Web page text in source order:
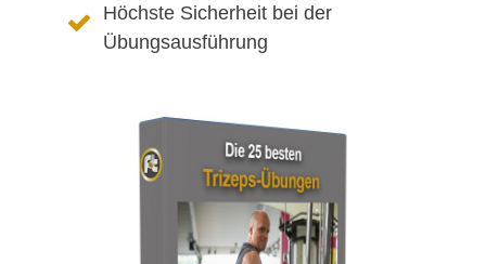
Höchste Sicherheit bei der
Übungsausführung